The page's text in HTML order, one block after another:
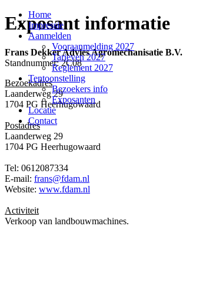
Home
Impressie
Aanmelden
Vooraanmelding 2027
Tarieven 2027
Reglement 2027
Tentoonstelling
Bezoekers info
Exposanten
Locatie
Contact
Exposant informatie
Frans Dekker Advies Agromechanisatie B.V.
Standnummer: 2C08
Bezoekadres
Laanderweg 29
1704 PG Heerhugowaard
Postadres
Laanderweg 29
1704 PG Heerhugowaard
Tel: 0612087334
E-mail: frans@fdam.nl
Website: www.fdam.nl
Activiteit
Verkoop van landbouwmachines.